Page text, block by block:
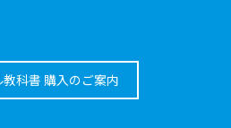
科書 購入のご案内